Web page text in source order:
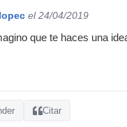
el 24/04/2019
que te haces una
Citar